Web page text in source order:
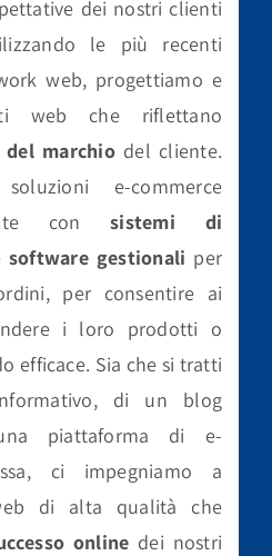
dei nostri clienti
le più recenti
web, progettiamo e
web che riflettano
marchiodel cliente.
e-commerce
consistemi di
software gestionali per
per consentire ai
i loro prodotti o
efficace. Sia che si tratti
di un blog
piattaforma di e-
ci impegniamo a
di alta qualità che
online dei nostri